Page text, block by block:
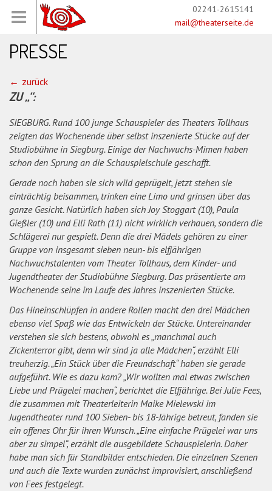
02241-2615141
mail@theaterseite.de
PRESSE
zurück
ZU „“:
SIEGBURG. Rund 100 junge Schauspieler des Theaters Tollhaus
zeigten das Wochenende über selbst inszenierte Stücke auf der
Studiobühne in Siegburg. Einige der Nachwuchs-Mimen haben
schon den Sprung an die Schauspielschule geschafft.
Gerade noch haben sie sich wild geprügelt, jetzt stehen sie
einträchtig beisammen, trinken eine Limo und grinsen über das
ganze Gesicht. Natürlich haben sich Joy Stoggart (10), Paula
Gießler (10) und Elli Rath (11) nicht wirklich verhauen, sondern die
Schlägerei nur gespielt. Denn die drei Mädels gehören zu einer
Gruppe von insgesamt sieben neun- bis elfjährigen
Nachwuchstalenten vom Theater Tollhaus, dem Kinder- und
Jugendtheater der Studiobühne Siegburg. Das präsentierte am
Wochenende seine im Laufe des Jahres inszenierten Stücke.
Das Hineinschlüpfen in andere Rollen macht den drei Mädchen
ebenso viel Spaß wie das Entwickeln der Stücke. Untereinander
verstehen sie sich bestens, obwohl es „manchmal auch
Zickenterror gibt, denn wir sind ja alle Mädchen“, erzählt Elli
treuherzig. „Ein Stück über die Freundschaft“ haben sie gerade
aufgeführt. Wie es dazu kam? „Wir wollten mal etwas zwischen
Liebe und Prügelei machen“, berichtet die Elfjährige. Bei Julie Fees,
die zusammen mit Theaterleiterin Maike Mielewski im
Jugendtheater rund 100 Sieben- bis 18-Jährige betreut, fanden sie
ein offenes Ohr für ihren Wunsch. „Eine einfache Prügelei war uns
aber zu simpel“, erzählt die ausgebildete Schauspielerin. Daher
habe man sich für Standbilder entschieden. Die einzelnen Szenen
und auch die Texte wurden zunächst improvisiert, anschließend
von Fees festgelegt.